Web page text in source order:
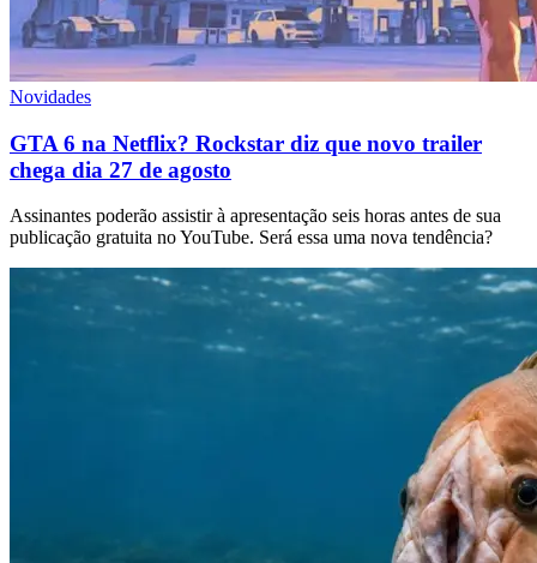
Novidades
GTA 6 na Netflix? Rockstar diz que novo trailer
chega dia 27 de agosto
Assinantes poderão assistir à apresentação seis horas antes de sua
publicação gratuita no YouTube. Será essa uma nova tendência?